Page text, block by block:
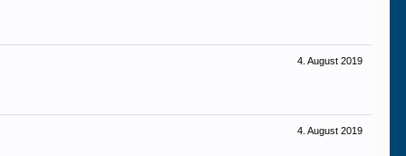
4. August 2019
4. August 2019